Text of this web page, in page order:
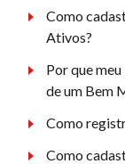
Como
Ativos?
Por que
de um Bem
Como
Como